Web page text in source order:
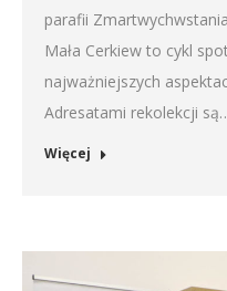
parafii
Mała Cerkiew to cykl
najważniejszych
Adresatami rekolekcji
Więcej